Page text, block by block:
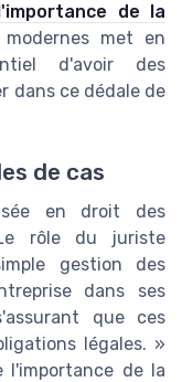
l'importance de la
met en
d'avoir des
dans ce dédale de
de cas
en droit des
rôle du juriste
gestion des
dans ses
que ces
légales. »
l'importance de la